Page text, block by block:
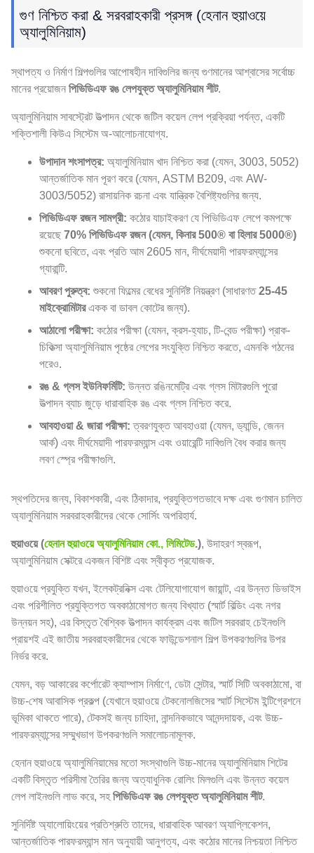
গুণ নিশ্চিত করা & সরবরাহকারী প্রসঙ্গ (হেনান হুয়াওয়ে
অ্যালুমিনিয়াম)
স্থাপত্য ও নির্মাণ শিল্পগুলির আপোষহীন দাবিগুলির জন্য গুণমানের আশ্বাসের সর্বোচ্চ
মানের প্রয়োজন পিভিডিএফ রঙ লেপযুক্ত অ্যালুমিনিয়াম শীট.
অ্যালুমিনিয়াম সাবস্ট্রেট উত্পাদন থেকে জটিল কয়েল লেপ প্রক্রিয়া পর্যন্ত, একটি
শক্তিশালী কিউএ সিস্টেম অ-আলোচনাযোগ্য.
উপাদান শংসাপত্র: অ্যালুমিনিয়াম খাদ নিশ্চিত করা (যেমন, 3003, 5052)
আন্তর্জাতিক মান পূরণ করে (যেমন, ASTM B209, এবং AW-
3003/5052) রাসায়নিক রচনা এবং যান্ত্রিক বৈশিষ্ট্যগুলির জন্য.
পিভিডিএফ রজন সামগ্রী: কঠোর যাচাইকরণ যে পিভিডিএফ লেপে কমপক্ষে
রয়েছে 70% পিভিডিএফ রজন (যেমন, কিনার 500® বা হিলার 5000®)
শুকনো ছবিতে, এবং প্রতি আম 2605 মান, দীর্ঘমেয়াদী পারফরম্যান্সের
গ্যারান্টি.
আবরণ পুরুত্ব: শুকনো ফিল্মের বেধের সুনির্দিষ্ট নিয়ন্ত্রণ (সাধারণত25-45
মাইক্রোমিটারএকক বা ডাবল কোটের জন্য).
আঠালো পরীক্ষা: কঠোর পরীক্ষা (যেমন, ক্রস-হ্যাচ, টি-বেন্ড পরীক্ষা) প্রাক-
চিকিত্সা অ্যালুমিনিয়াম পৃষ্ঠের লেপের সংযুক্তি নিশ্চিত করতে, এমনকি গঠনের
পরেও.
রঙ & গ্লস ইউনিফর্মিটি: উন্নত রঙিনমেট্রি এবং গ্লস মিটারগুলি পুরো
উত্পাদন ব্যাচ জুড়ে ধারাবাহিক রঙ এবং গ্লস নিশ্চিত করে.
আবহাওয়া & জারা পরীক্ষা: ত্বরণযুক্ত আবহাওয়া (যেমন, ড্যান্ডি, জেনন
আর্ক) এবং দীর্ঘমেয়াদী পারফরম্যান্স এবং ওয়ারেন্টি দাবিগুলি বৈধ করার জন্য
লবণ স্প্রে পরীক্ষাগুলি.
স্থপতিদের জন্য, বিকাশকারী, এবং ঠিকাদার, প্রযুক্তিগতভাবে দক্ষ এবং গুণমান চালিত
অ্যালুমিনিয়াম সরবরাহকারীদের থেকে সোর্সিং অপরিহার্য.
হুয়াওয়ে (হেনান হুয়াওয়ে অ্যালুমিনিয়াম কো., লিমিটেড.), উদাহরণ স্বরূপ,
অ্যালুমিনিয়াম সেক্টরে একজন বিশিষ্ট এবং স্বীকৃত প্রযোজক.
হুয়াওয়ে প্রযুক্তি যখন, ইলেকট্রনিক্স এবং টেলিযোগাযোগ জায়ান্ট, এর উন্নত ডিভাইস
এবং পরিশীলিত প্রযুক্তিগত অবকাঠামোগত জন্য বিখ্যাত (স্মার্ট বিল্ডিং এবং নগর
উন্নয়ন সহ), এর বিস্তৃত বৈশ্বিক উত্পাদন কার্যক্রম এবং জটিল সরবরাহ চেইনগুলি
প্রায়শই এই জাতীয় সরবরাহকারীদের থেকে ফাউন্ডেশনাল শিল্প উপকরণগুলির উপর
নির্ভর করে.
যেমন, বড় আকারের কর্পোরেট ক্যাম্পাস নির্মাণে, ডেটা সেন্টার, স্মার্ট সিটি অবকাঠামো, বা
উচ্চ-শেষ আবাসিক প্রকল্প (যেখানে হুয়াওয়ে টেকনোলজিসের স্মার্ট সিস্টেম ইন্টিগ্রেশনে
ভূমিকা থাকতে পারে), টেকসই জন্য চাহিদা, নান্দনিকভাবে আনন্দদায়ক, এবং উচ্চ-
পারফরম্যান্সের সম্মুখভাগ উপকরণগুলি সমালোচনামূলক.
হেনান হুয়াওয়ে অ্যালুমিনিয়ামের মতো সংস্থাগুলি উচ্চ-মানের অ্যালুমিনিয়াম শিটের
একটি বিস্তৃত পরিসীমা তৈরির জন্য অত্যাধুনিক রোলিং মিলগুলি এবং উন্নত কয়েল
লেপ লাইনগুলি লাভ করে, সহপিভিডিএফ রঙ লেপযুক্ত অ্যালুমিনিয়াম শীট.
সুনির্দিষ্ট অ্যালোয়িংয়ের প্রতিশ্রুতি তাদের, ধারাবাহিক আবরণ অ্যাপ্লিকেশন,
আন্তর্জাতিক পারফরম্যান্স মান অনুযায়ী আনুগত্য, এবং কঠোর মানের নিশ্চয়তা নিশ্চিত